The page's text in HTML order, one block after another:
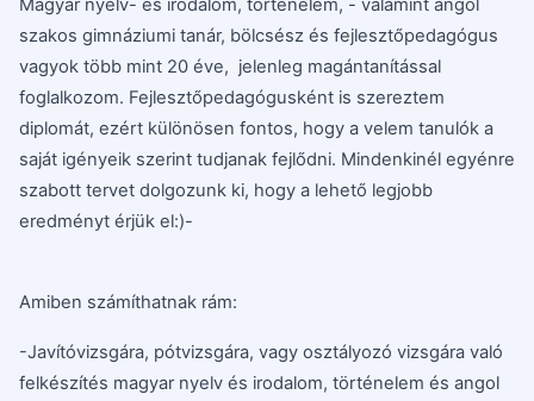
szakos gimnáziumi tanár, bölcsész és fejlesztőpedagógus
vagyok több mint 20 éve, jelenleg magántanítással
foglalkozom. Fejlesztőpedagógusként is szereztem
diplomát, ezért különösen fontos, hogy a velem tanulók a
saját igényeik szerint tudjanak fejlődni. Mindenkinél egyénre
szabott tervet dolgozunk ki, hogy a lehető legjobb
eredményt érjük el:)-
Amiben számíthatnak rám:
-Javítóvizsgára, pótvizsgára, vagy osztályozó vizsgára való
felkészítés magyar nyelv és irodalom, történelem és angol